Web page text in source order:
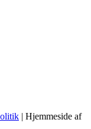
| Hjemmeside af